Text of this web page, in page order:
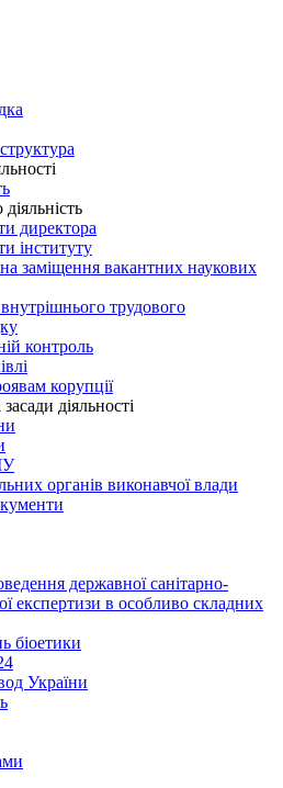
директора
інституту
заміщення вакантних наукових
трудового
контроль
корупції
діяльності
органів виконавчої влади
державної санітарно-
експертизи в особливо складних
біоетики
України